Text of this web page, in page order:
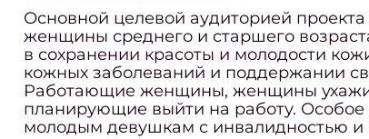
Основной целевой аудиторией
женщины среднего и старшего
в сохранении красоты и молодости
кожных заболеваний и поддержании
Работающие женщины, женщины
планирующие выйти на работу. Особое
молодым девушкам с инвалидностью и